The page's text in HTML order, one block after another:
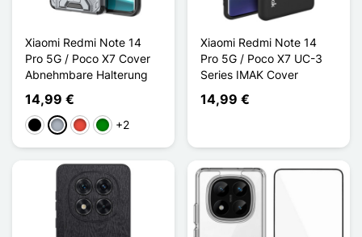
Xiaomi Redmi Note 14
Pro 5G / Poco X7 Cover
Abnehmbare Halterung
14,99 €
Schwarz
GrauRot Grün+2
Xiaomi Redmi Note 14
Pro 5G / Poco X7 UC-3
Series IMAK Cover
14,99 €